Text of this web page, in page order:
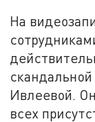
На
Ивлеевой.
всех